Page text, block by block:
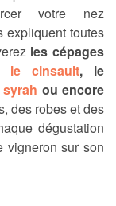
votre nez
expliquent toutes
les cépages
le cinsault, le
syrah ou encore
des robes et des
dégustation
vigneron sur son